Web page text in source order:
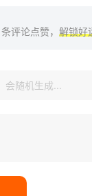
条评论点赞， 解锁好